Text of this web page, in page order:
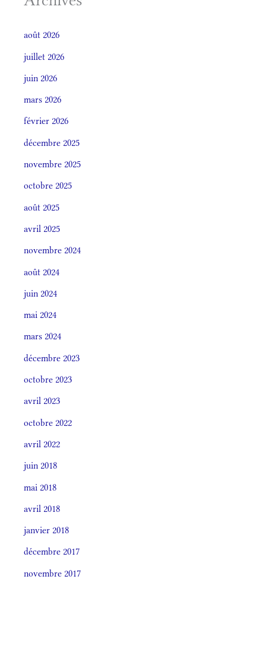
août 2026
juillet 2026
juin 2026
mars 2026
février 2026
décembre 2025
novembre 2025
octobre 2025
août 2025
avril 2025
novembre 2024
août 2024
juin 2024
mai 2024
mars 2024
décembre 2023
octobre 2023
avril 2023
octobre 2022
avril 2022
juin 2018
mai 2018
avril 2018
janvier 2018
décembre 2017
novembre 2017